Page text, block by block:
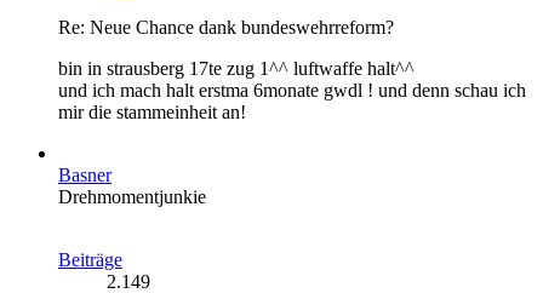
Re: Neue Chance dank bundeswehrreform?
bin in strausberg 17te zug 1^^ luftwaffe halt^^
und ich mach halt erstma 6monate gwdl ! und denn schau ich
mir die stammeinheit an!
Basner
Drehmomentjunkie
Beiträge
2.149